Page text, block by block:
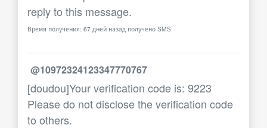
reply to this message.
Время получения: 67 дней назад получено SMS
@10972324123347770767
[doudou]Your verification code is: 9223
Please do not disclose the verification code
to others.